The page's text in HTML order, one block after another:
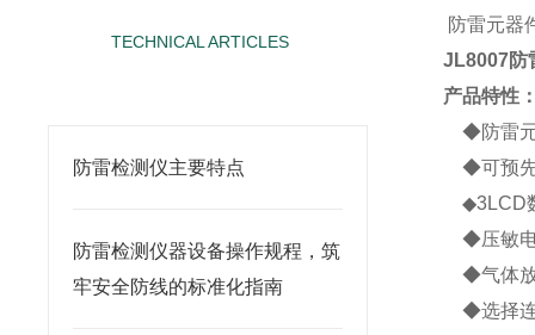
TECHNICAL ARTICLES
防雷检测仪主要特点
防雷检测仪器设备操作规程，筑
牢安全防线的标准化指南
防雷元器
​JL8007防
产品特性
◆防雷元
◆可预先
◆3LCD
◆压敏电
◆气体放
◆选择连